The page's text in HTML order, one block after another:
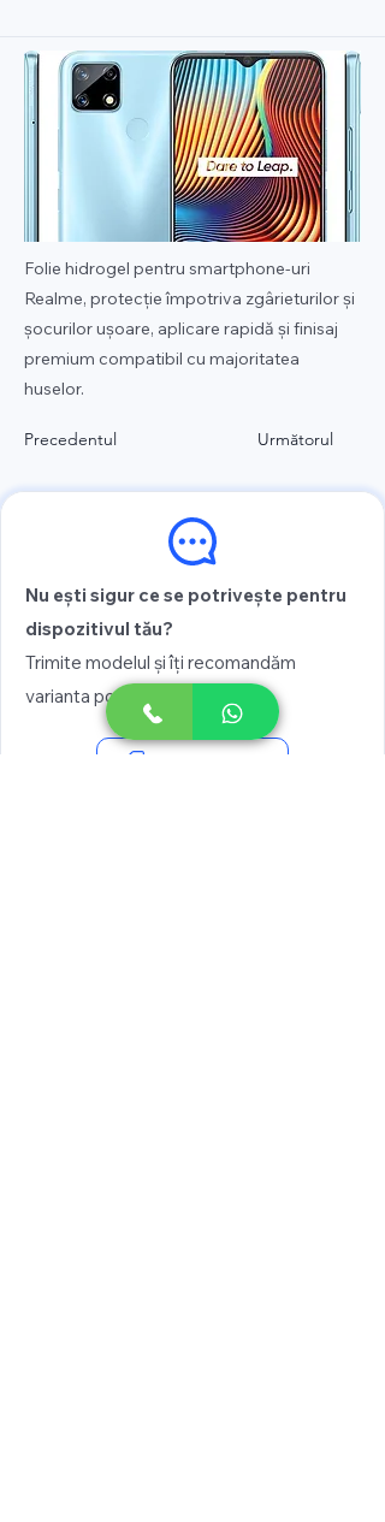
Folie hidrogel pentru smartphone-uri
Realme, protecție împotriva zgârieturilor și
șocurilor ușoare, aplicare rapidă și finisaj
premium compatibil cu majoritatea
huselor.
Precedentul Următorul
Nu ești sigur ce se potrivește pentru
dispozitivul tău?
Trimite modelul și îți recomandăm
varianta potrivită